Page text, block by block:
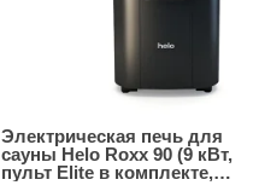
Электрическая печь для
сауны Helo Roxx 90 (9 кВт,
пульт Elite в комплекте,